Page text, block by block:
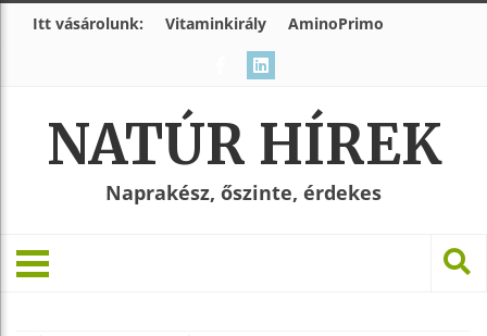
Itt vásárolunk: Vitaminkirály AminoPrimo
NATÚR HÍREK
Naprakész, őszinte, érdekes